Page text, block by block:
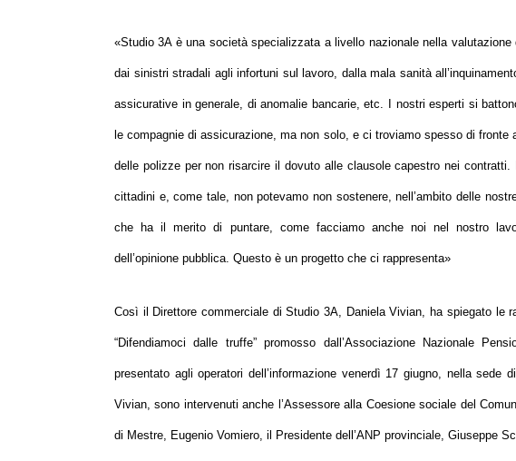
«Studio 3A è una società specializzata a livello nazionale nella
dai sinistri stradali agli infortuni sul lavoro, dalla mala sanità
assicurative in generale, di anomalie bancarie, etc. I nostri esperti si
le compagnie di assicurazione, ma non solo, e ci troviamo spesso di
delle polizze per non risarcire il dovuto alle clausole capestro nei contratti.
cittadini e, come tale, non potevamo non sostenere, nell’ambito delle
che ha il merito di puntare, come facciamo anche noi nel nostro
dell’opinione pubblica. Questo è un progetto che ci rappresenta»
Così il Direttore commerciale di Studio 3A, Daniela Vivian, ha spiegato le
“Difendiamoci dalle truffe” promosso dall’Associazione Nazionale
presentato agli operatori dell’informazione venerdì 17 giugno, nella
Vivian, sono intervenuti anche l’Assessore alla Coesione sociale del
di Mestre, Eugenio Vomiero, il Presidente dell’ANP provinciale, Giuseppe